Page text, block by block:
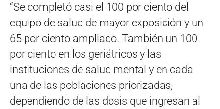
“Se completó casi el 100 por ciento del
equipo de salud de mayor exposición y un
65 por ciento ampliado. También un 100
por ciento en los geriátricos y las
instituciones de salud mental y en cada
una de las poblaciones priorizadas,
dependiendo de las dosis que ingresan al